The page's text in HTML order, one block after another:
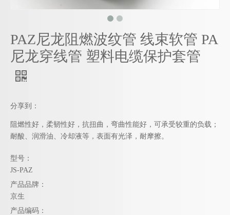
PAZ尼龙阻燃波纹管 线束软管 PA
尼龙穿线管 塑料电缆保护套管
分享到：
阻燃性好，柔韧性好，抗扭曲，弯曲性能好，可承受较重的负载；
耐酸、润滑油、冷却液等，表面有光泽，耐摩擦。
型号：
JS-PAZ
产品品牌：
京生
产品编码：